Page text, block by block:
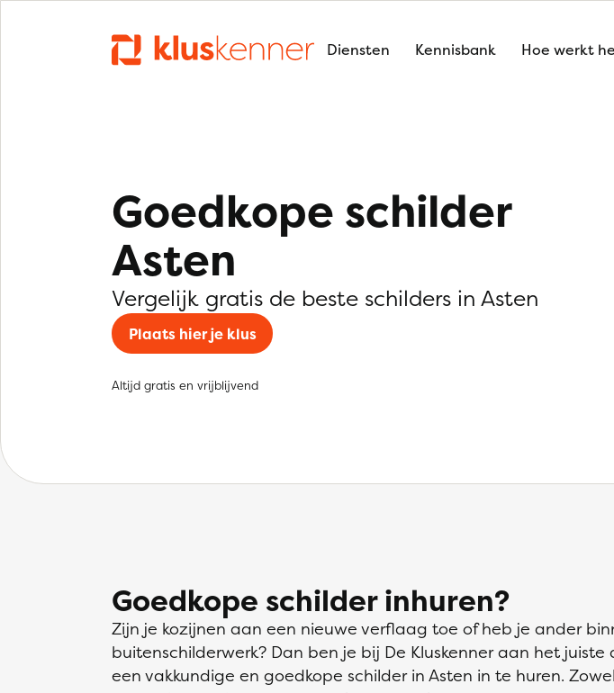
Diensten Kennisbank Hoe werkt
Goedkope schilder
Asten
Vergelijk gratis de beste schilders in Asten
Plaats hier je klus
Altijd gratis en vrijblijvend
Goedkope schilder inhuren?
Zijn je kozijnen aan een nieuwe verflaag toe of heb je ander
buitenschilderwerk? Dan ben je bij De Kluskenner aan het juiste
een vakkundige en goedkope schilder in Asten in te huren. Zowel